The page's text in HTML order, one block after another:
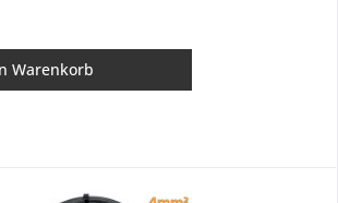
Warenkorb